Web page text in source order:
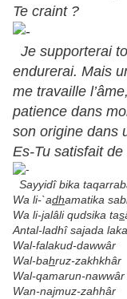
Te craint ?
Je supporterai
endurerai. Mais
me travaille
patience dans
son origine dans
Es-Tu satisfait
Sayyidî bika
Wa li-`adhamatika
Wa li-jalâli qudsika tas
Antal-ladhî sajada
Wal-falakud-dawwâr
Wal-bahruz-zakhkhâr
Wal-qamarun-nawwâr
Wan-najmuz-zahhâr